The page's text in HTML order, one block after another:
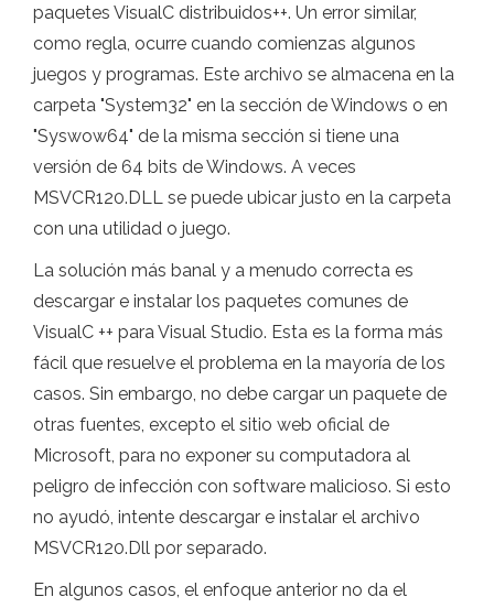
paquetes VisualC distribuidos++. Un error similar,
como regla, ocurre cuando comienzas algunos
juegos y programas. Este archivo se almacena en la
carpeta "System32" en la sección de Windows o en
"Syswow64" de la misma sección si tiene una
versión de 64 bits de Windows. A veces
MSVCR120.DLL se puede ubicar justo en la carpeta
con una utilidad o juego.
La solución más banal y a menudo correcta es
descargar e instalar los paquetes comunes de
VisualC ++ para Visual Studio. Esta es la forma más
fácil que resuelve el problema en la mayoría de los
casos. Sin embargo, no debe cargar un paquete de
otras fuentes, excepto el sitio web oficial de
Microsoft, para no exponer su computadora al
peligro de infección con software malicioso. Si esto
no ayudó, intente descargar e instalar el archivo
MSVCR120.Dll por separado.
En algunos casos, el enfoque anterior no da el